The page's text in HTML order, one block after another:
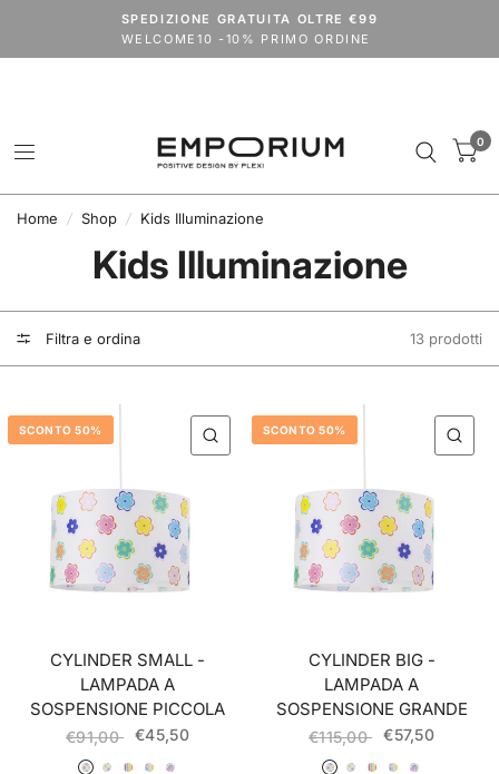
SPEDIZIONE GRATUITA OLTRE €99
WELCOME10 -10% PRIMO ORDINE
Spedizioni dal 24 agosto.
VACANZE2026extra 15% su tutto il catalogo (outlet escluso)
0
Home / Shop / Kids Illuminazione
Kids Illuminazione
Filtra e ordina 13 prodotti
SCONTO 50% QUICK VIEW
CYLINDER SMALL -
LAMPADA A
SOSPENSIONE PICCOLA
€91,00 €45,50
020 Fiori021 Bottoni
022 Righe
023 Cuori024 Giungla
SCONTO 50%
CYLINDER BIG -
LAMPADA A
SOSPENSIONE GRANDE
€115,00 €57,50
020 Fiori021 Bottoni
022 Righe
023 Cuori024 Giungla